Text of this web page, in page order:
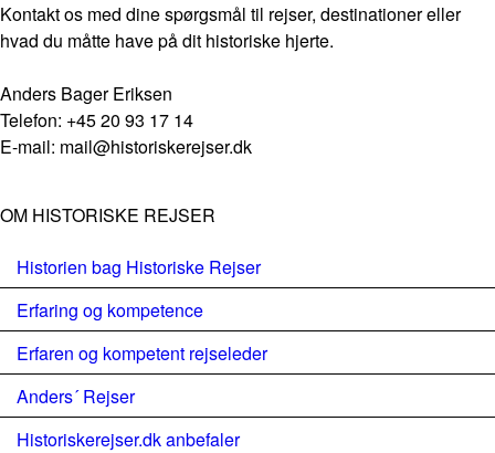
Kontakt os med dine spørgsmål til rejser, destinationer eller
hvad du måtte have på dit historiske hjerte.
Anders Bager Eriksen
Telefon: +45 20 93 17 14
E-mail: mail@historiskerejser.dk
OM HISTORISKE REJSER
Historien bag Historiske Rejser
Erfaring og kompetence
Erfaren og kompetent rejseleder
Anders´ Rejser
Historiskerejser.dk anbefaler